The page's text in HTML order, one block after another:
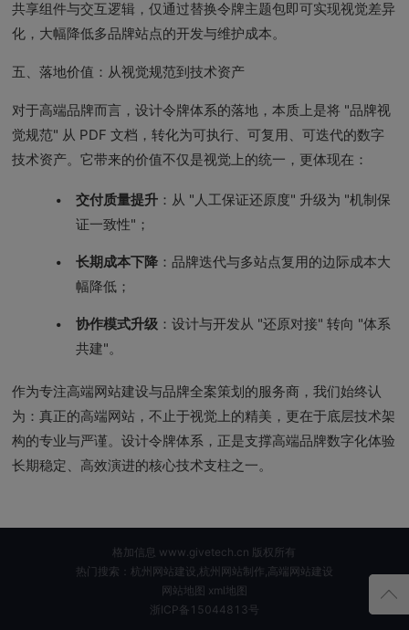
共享组件与交互逻辑，仅通过替换令牌主题包即可实现视觉差异
化，大幅降低多品牌站点的开发与维护成本。
五、落地价值：从视觉规范到技术资产
对于高端品牌而言，设计令牌体系的落地，本质上是将 "品牌视
觉规范" 从 PDF 文档，转化为可执行、可复用、可迭代的数字
技术资产。它带来的价值不仅是视觉上的统一，更体现在：
交付质量提升 ：从 "人工保证还原度" 升级为 "机制保
证一致性"；
长期成本下降 ：品牌迭代与多站点复用的边际成本大
幅降低；
协作模式升级 ：设计与开发从 "还原对接" 转向 "体系
共建"。
作为专注高端网站建设与品牌全案策划的服务商，我们始终认
为：真正的高端网站，不止于视觉上的精美，更在于底层技术架
构的专业与严谨。设计令牌体系，正是支撑高端品牌数字化体验
长期稳定、高效演进的核心技术支柱之一。
格加信息 www.givetech.cn 版权所有
热门搜索：杭州网站建设,杭州网站制作,高端网站建设
网站地图 xml地图
浙ICP备15044813号